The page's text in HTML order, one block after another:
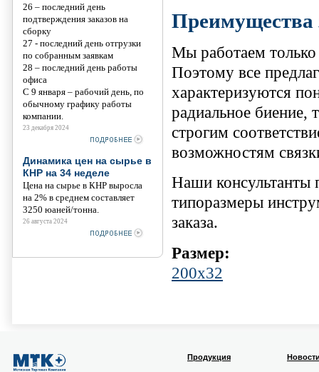
26 – последний день
подтверждения заказов на
сборку
27 - последний день отгрузки
по собранным заявкам
28 – последний день работы
офиса
С 9 января – рабочий день, по
обычному графику работы
компании.
23 декабря 2024
Динамика цен на сырье в
КНР на 34 неделе
Цена на сырье в КНР выросла
на 2% в среднем составляет
3250 юаней/тонна.
26 августа 2024
Мы работаем
Поэтому все
характеризуются
радиальное биение,
строгим
возможностям
Наши консультанты
типоразмеры
заказа.
Размер:
200х32
Продукция